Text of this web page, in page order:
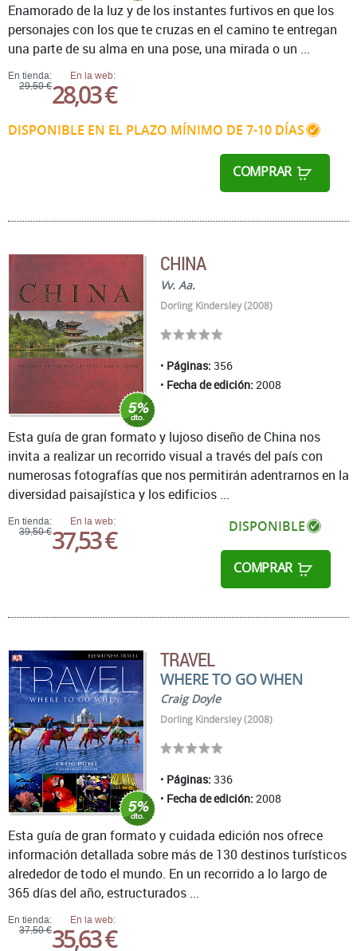
En tienda:
29,50 €
En la web:
28,03 €
DISPONIBLE EN EL PLAZO MÍNIMO DE 7-10 DÍAS
COMPRAR
Enamorado de la luz y de los instantes furtivos en que los
personajes con los que te cruzas en el camino te entregan
una parte de su alma en una pose, una mirada o un ...
CHINA
Vv. Aa.
Dorling Kindersley (2008)
Páginas: 356
Fecha de edición: 2008
En tienda:
39,50 €
En la web:
37,53 € DISPONIBLE
COMPRAR
Esta guía de gran formato y lujoso diseño de China nos
invita a realizar un recorrido visual a través del país con
numerosas fotografías que nos permitirán adentrarnos en la
diversidad paisajística y los edificios ...
TRAVEL
WHERE TO GO WHEN
Craig Doyle
Dorling Kindersley (2008)
Páginas: 336
Fecha de edición: 2008
En tienda:
37,50 €
En la web:
35,63 €
Esta guía de gran formato y cuidada edición nos ofrece
información detallada sobre más de 130 destinos turísticos
alrededor de todo el mundo. En un recorrido a lo largo de
365 días del año, estructurados ...